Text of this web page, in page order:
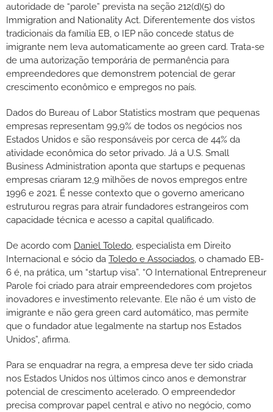
autoridade de “parole” prevista na seção 212(d)(5) do
Immigration and Nationality Act. Diferentemente dos vistos
tradicionais da família EB, o IEP não concede status de
imigrante nem leva automaticamente ao green card. Trata-se
de uma autorização temporária de permanência para
empreendedores que demonstrem potencial de gerar
crescimento econômico e empregos no país.
Dados do Bureau of Labor Statistics mostram que pequenas
empresas representam 99,9% de todos os negócios nos
Estados Unidos e são responsáveis por cerca de 44% da
atividade econômica do setor privado. Já a U.S. Small
Business Administration aponta que startups e pequenas
empresas criaram 12,9 milhões de novos empregos entre
1996 e 2021. É nesse contexto que o governo americano
estruturou regras para atrair fundadores estrangeiros com
capacidade técnica e acesso a capital qualificado.
De acordo com Daniel Toledo, especialista em Direito
Internacional e sócio da Toledo e Associados, o chamado EB-
6 é, na prática, um “startup visa”. “O International Entrepreneur
Parole foi criado para atrair empreendedores com projetos
inovadores e investimento relevante. Ele não é um visto de
imigrante e não gera green card automático, mas permite
que o fundador atue legalmente na startup nos Estados
Unidos”, afirma.
Para se enquadrar na regra, a empresa deve ter sido criada
nos Estados Unidos nos últimos cinco anos e demonstrar
potencial de crescimento acelerado. O empreendedor
precisa comprovar papel central e ativo no negócio, como